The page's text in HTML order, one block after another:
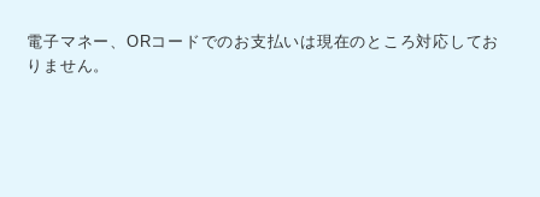
電子マネー、ORコードでのお支払いは現在のところ対応してお
りません。